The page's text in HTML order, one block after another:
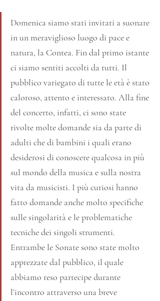
Domenica siamo stati invitati a suonare
in un meraviglioso luogo di pace e
natura, la Contea. Fin dal primo istante
ci siamo sentiti accolti da tutti. Il
pubblico variegato di tutte le età è stato
caloroso, attento e interessato. Alla fine
del concerto, infatti, ci sono state
rivolte molte domande sia da parte di
adulti che di bambini i quali erano
desiderosi di conoscere qualcosa in più
sul mondo della musica e sulla nostra
vita da musicisti. I più curiosi hanno
fatto domande anche molto specifiche
sulle singolarità e le problematiche
tecniche dei singoli strumenti.
Entrambe le Sonate sono state molto
apprezzate dal pubblico, il quale
abbiamo reso partecipe durante
l’incontro attraverso una breve